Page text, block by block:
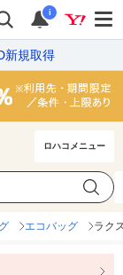
i
新規取得
ロハコメニュー
エコバッグ ラク